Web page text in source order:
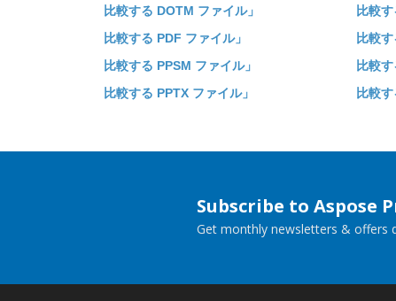
比較する DOTM ファイル」
比較
比較する PDF ファイル」
比較
比較する PPSM ファイル」
比較
比較する PPTX ファイル」
比較
Subscribe to Aspose
Get monthly newsletters & offers